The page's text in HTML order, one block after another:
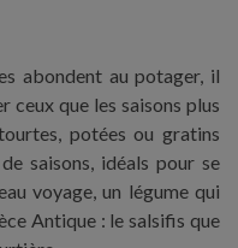
abondent au potager, il
ceux que les saisons plus
potées ou gratins
saisons, idéals pour se
voyage, un légume qui
Antique : le salsifis que